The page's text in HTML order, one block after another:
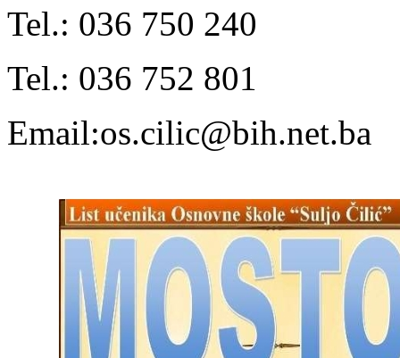
Tel.: 036 750 240
Tel.: 036 752 801
Email:os.cilic@bih.net.ba